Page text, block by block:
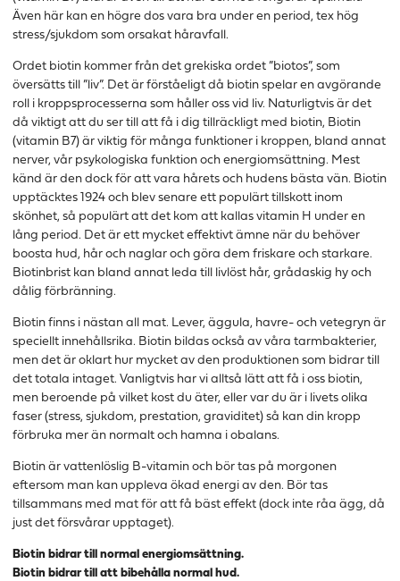
Även här kan en högre dos vara bra under en period, tex hög
stress/sjukdom som orsakat håravfall.
Ordet biotin kommer från det grekiska ordet ”biotos”, som
översätts till ”liv”. Det är förståeligt då biotin spelar en avgörande
roll i kroppsprocesserna som håller oss vid liv. Naturligtvis är det
då viktigt att du ser till att få i dig tillräckligt med biotin, Biotin
(vitamin B7) är viktig för många funktioner i kroppen, bland annat
nerver, vår psykologiska funktion och energiomsättning. Mest
känd är den dock för att vara hårets och hudens bästa vän. Biotin
upptäcktes 1924 och blev senare ett populärt tillskott inom
skönhet, så populärt att det kom att kallas vitamin H under en
lång period. Det är ett mycket effektivt ämne när du behöver
boosta hud, hår och naglar och göra dem friskare och starkare.
Biotinbrist kan bland annat leda till livlöst hår, grådaskig hy och
dålig förbränning.
Biotin finns i nästan all mat. Lever, äggula, havre- och vetegryn är
speciellt innehållsrika. Biotin bildas också av våra tarmbakterier,
men det är oklart hur mycket av den produktionen som bidrar till
det totala intaget. Vanligtvis har vi alltså lätt att få i oss biotin,
men beroende på vilket kost du äter, eller var du är i livets olika
faser (stress, sjukdom, prestation, graviditet) så kan din kropp
förbruka mer än normalt och hamna i obalans.
Biotin är vattenlöslig B-vitamin och bör tas på morgonen
eftersom man kan uppleva ökad energi av den. Bör tas
tillsammans med mat för att få bäst effekt (dock inte råa ägg, då
just det försvårar upptaget).
Biotin bidrar till normal energiomsättning.
Biotin bidrar till att bibehålla normal hud.